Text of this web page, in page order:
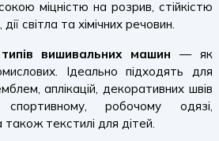
міцністю на розрив, стійкістю
світла та хімічних речовин.
типів вишивальних машин — як
Ідеально підходять для
аплікацій, декоративних швів
робочому одязі,
текстилі для дітей.